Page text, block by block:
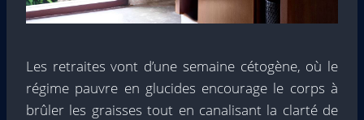
Les retraites vont d’une semaine cétogène, où le
régime pauvre en glucides encourage le corps à
brûler les graisses tout en canalisant la clarté de